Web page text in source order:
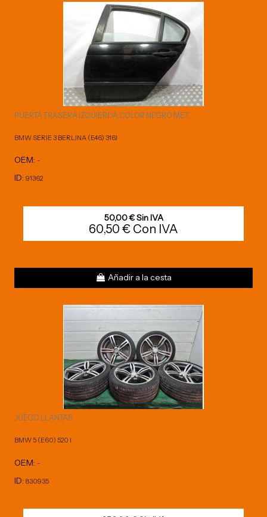
PUERTA TRASERA IZQUIERDA COLOR NEGRO MET.
BMW SERIE 3 BERLINA (E46) 316I
OEM: -
ID: 91362
50,00 € Sin IVA
60,50 € Con IVA
Añadir a la cesta
JUEGO LLANTAS
BMW 5 (E60) 520 I
OEM: -
ID: 830935